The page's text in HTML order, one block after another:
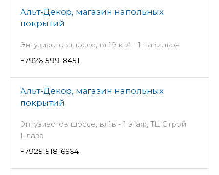
Альт-Декор, магазин напольных
покрытий
Энтузиастов шоссе, вл19 к И - 1 павильон
+7926-599-8451
Альт-Декор, магазин напольных
покрытий
Энтузиастов шоссе, вл1в - 1 этаж, ТЦ Строй
Плаза
+7925-518-6664